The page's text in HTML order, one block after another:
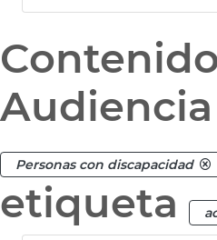
Audiencia
Personas con discapacidad
etiqueta